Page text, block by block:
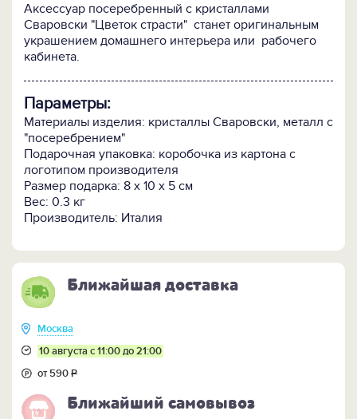
Аксессуар посеребренный с кристаллами
Сваровски "Цветок страсти" станет оригинальным
украшением домашнего интерьера или рабочего
кабинета.
Параметры:
Материалы изделия: кристаллы Сваровски, металл с
"посеребрением"
Подарочная упаковка: коробочка из картона с
логотипом производителя
Размер подарка: 8 x 10 x 5 см
Вес: 0.3 кг
Производитель: Италия
Ближайшая доставка
Москва
10 августа с 11:00 до 21:00
от 590Р
Ближайший самовывоз